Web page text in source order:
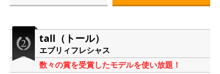
tall（トール）
エブリィフレシャス
数々の賞を受賞したモデルを使い放題！